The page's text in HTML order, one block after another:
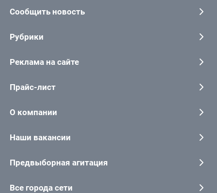
Сообщить новость
Рубрики
Реклама на сайте
Прайс-лист
О компании
Наши вакансии
Предвыборная агитация
Все города сети